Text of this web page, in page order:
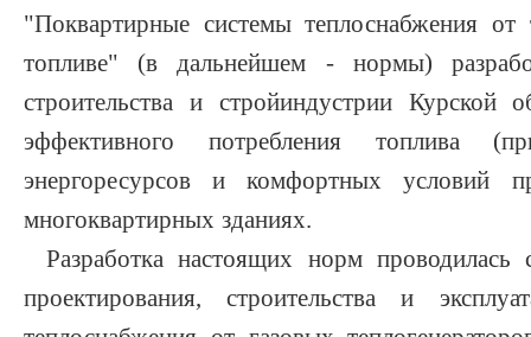
"Поквартирные системы теплоснабжения от
топливе" (в дальнейшем - нормы)
строительства и стройиндустрии Курской
эффективного потребления топлива
энергоресурсов и комфортных условий
многоквартирных зданиях.
Разработка настоящих норм
проектирования, строительства и